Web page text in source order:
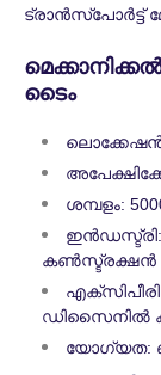
ട്രാൻസ്പോർട്ട്
ടൈം
ശമ്പളം:
കൺസ്ട്രക്ഷൻ
ഡിസൈനിൽ
യോഗ്യത: